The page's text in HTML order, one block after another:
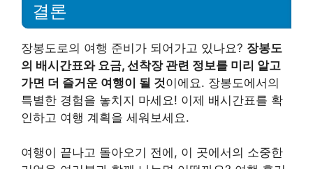
결론
장봉도로의 여행 준비가 되어가고 있나요? 장봉도
의 배시간표와 요금, 선착장 관련 정보를 미리 알고
가면 더 즐거운 여행이 될 것이에요. 장봉도에서의
특별한 경험을 놓치지 마세요! 이제 배시간표를 확
인하고 여행 계획을 세워보세요.
여행이 끝나고 돌아오기 전에, 이 곳에서의 소중한